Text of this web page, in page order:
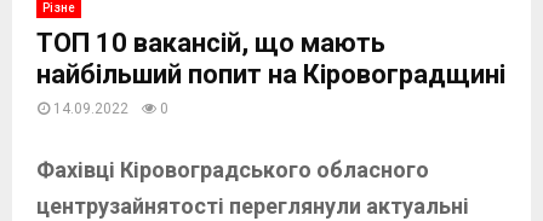
Різне
ТОП 10 вакансій, що мають
найбільший попит на Кіровоградщині
14.09.2022 0
Фахівці Кіровоградського обласного
центрузайнятості переглянули актуальні